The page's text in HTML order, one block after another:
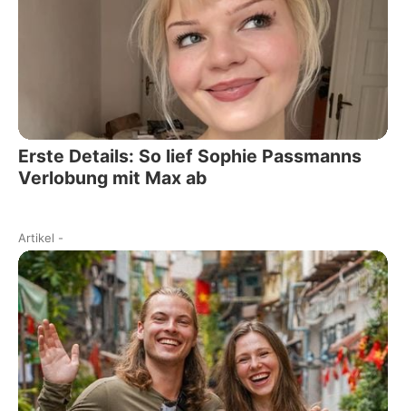
Erste Details: So lief Sophie Passmanns
Verlobung mit Max ab
Artikel -